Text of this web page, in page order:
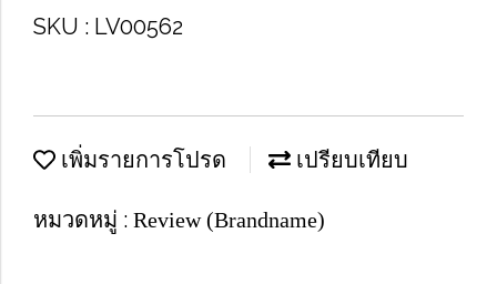
SKU : LV00562
เพิ่มรายการโปรด เปรียบเทียบ
หมวดหมู่ : Review (Brandname)